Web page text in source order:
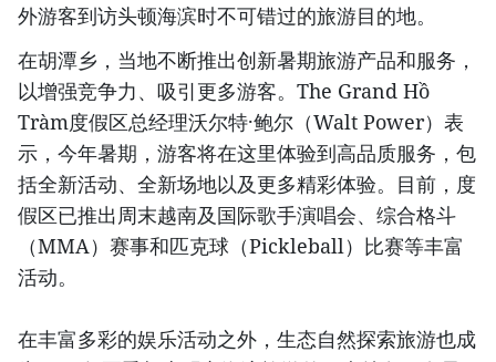
外游客到访头顿海滨时不可错过的旅游目的地。
在胡潭乡，当地不断推出创新暑期旅游产品和服务，
以增强竞争力、吸引更多游客。The Grand Hồ
Tràm度假区总经理沃尔特·鲍尔（Walt Power）表
示，今年暑期，游客将在这里体验到高品质服务，包
括全新活动、全新场地以及更多精彩体验。目前，度
假区已推出周末越南及国际歌手演唱会、综合格斗
（MMA）赛事和匹克球（Pickleball）比赛等丰富
活动。
在丰富多彩的娱乐活动之外，生态自然探索旅游也成